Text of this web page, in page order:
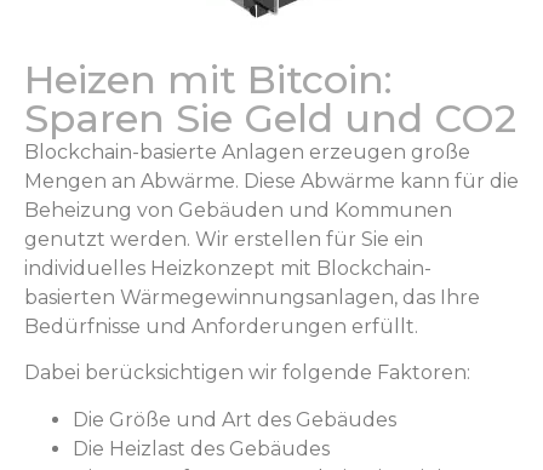
Heizen mit Bitcoin:
Sparen Sie Geld und CO2
Blockchain-basierte Anlagen erzeugen große
Mengen an Abwärme. Diese Abwärme kann für die
Beheizung von Gebäuden und Kommunen
genutzt werden. Wir erstellen für Sie ein
individuelles Heizkonzept mit Blockchain-
basierten Wärmegewinnungsanlagen, das Ihre
Bedürfnisse und Anforderungen erfüllt.
Dabei berücksichtigen wir folgende Faktoren:
Die Größe und Art des Gebäudes
Die Heizlast des Gebäudes